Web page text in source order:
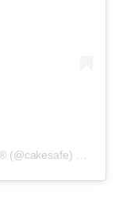
(@cakesafe)